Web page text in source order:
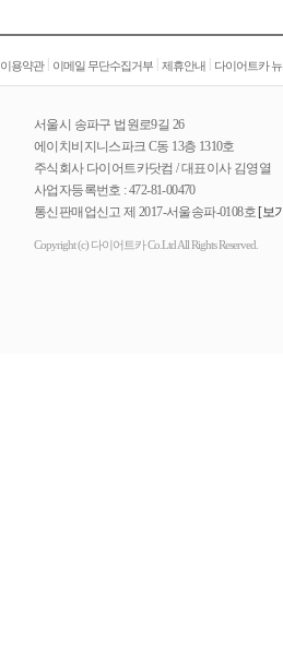
이용약관| 이메일 무단수집거부 제휴안내 다이어트카
서울시 송파구 법원로9길 26
에이치비지니스파크 C동 13층 1310호
주식회사 다이어트카닷컴 / 대표이사 김영열
사업자등록번호 : 472-81-00470
통신판매업신고 제 2017-서울송파-0108호 [보
Copyright (c) 다이어트카 Co.Ltd All Rights Reserved.